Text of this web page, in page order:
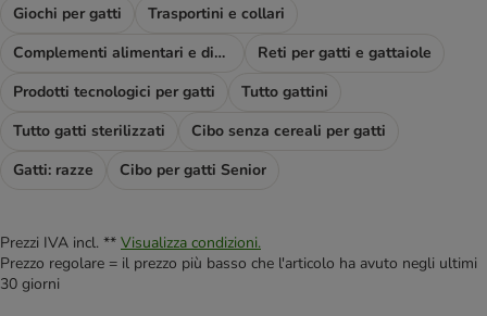
Giochi per gatti
Trasportini e collari
Complementi alimentari e diete
Reti per gatti e gattaiole
Prodotti tecnologici per gatti
Tutto gattini
Tutto gatti sterilizzati
Cibo senza cereali per gatti
Gatti: razze
Cibo per gatti Senior
Prezzi IVA incl. ** Visualizza condizioni.
Prezzo regolare = il prezzo più basso che l'articolo ha avuto negli ultimi
30 giorni